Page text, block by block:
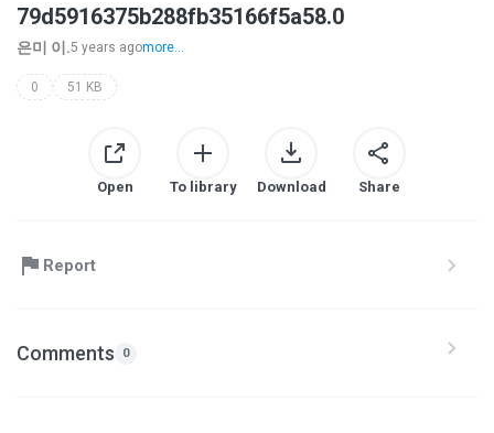
79d5916375b288fb35166f5a58.0
은미 이.5 years agomore...
0 51 KB
Open To library Download Share
Report
Comments 0